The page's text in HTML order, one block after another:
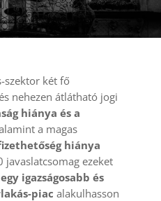
szektor két fő
nehezen átlátható jogi
hiánya és a
a magas
hiánya
javaslatcsomag ezeket
egy igazságosabb és
piac alakulhasson